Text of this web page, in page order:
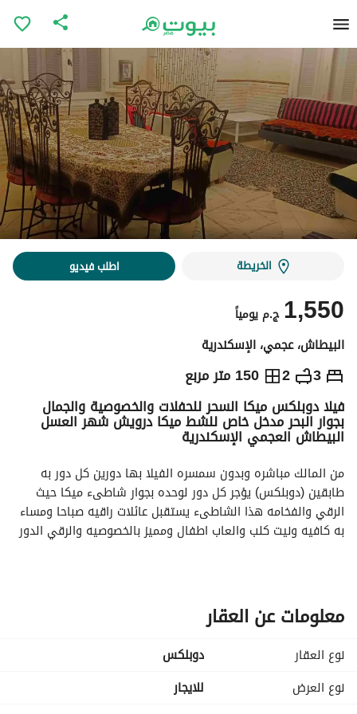
الخريطة اطلب فيديو
ج.م 1,550 يومياً
البيطاش، عجمي، الإسكندرية
3
2 150 متر مربع ج.م 1,550 يومياً
الاماكن القريبة
فيلا دوبلكس ميكا السحر للحفلات والخصوصية والجمال
بجوار البحر مدخل خاص للشط ميكا درويش شهر العسل
البيطاش العجمي الإسكندرية
به مطبخ وحمام وصاله وسفره واستقبال
والدور الأرضي
معلومات عن العقار
نوع العقار
دوبلكس
نوع العرض
للايجار